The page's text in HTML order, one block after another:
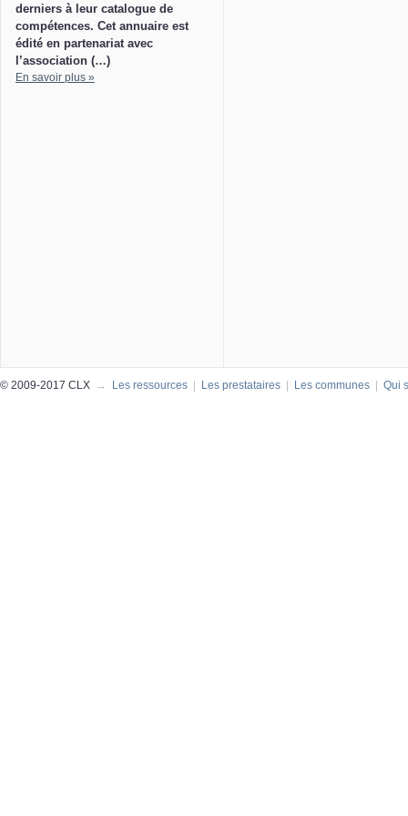
derniers à leur catalogue de
compétences. Cet annuaire est
édité en partenariat avec
l’association (…)
En savoir plus »
© 2009-2017 CLX → Les ressources Les prestataires Les communes Qui